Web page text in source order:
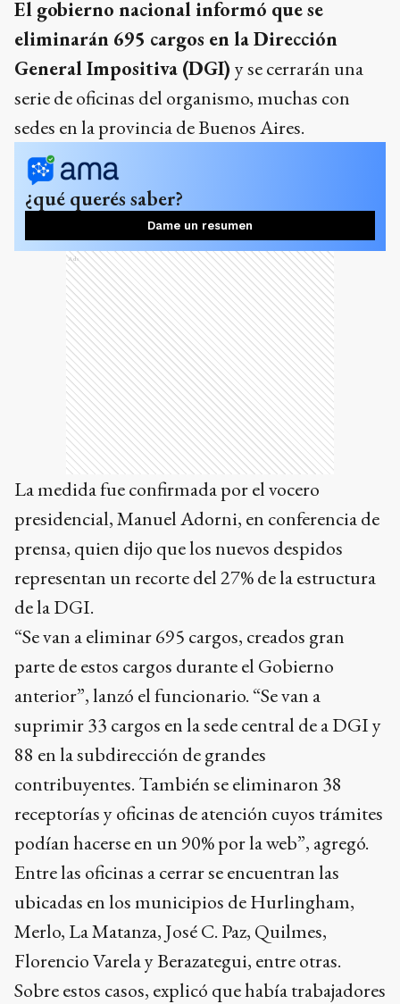
El gobierno nacional informó que se
eliminarán 695 cargos en la Dirección
General Impositiva (DGI) y se cerrarán una
serie de oficinas del organismo, muchas con
sedes en la provincia de Buenos Aires.
¿qué querés saber?
Dame un resumen
Ads
La medida fue confirmada por el vocero
presidencial, Manuel Adorni, en conferencia de
prensa, quien dijo que los nuevos despidos
representan un recorte del 27% de la estructura
de la DGI.
“Se van a eliminar 695 cargos, creados gran
parte de estos cargos durante el Gobierno
anterior”, lanzó el funcionario. “Se van a
suprimir 33 cargos en la sede central de a DGI y
88 en la subdirección de grandes
contribuyentes. También se eliminaron 38
receptorías y oficinas de atención cuyos trámites
podían hacerse en un 90% por la web”, agregó.
Entre las oficinas a cerrar se encuentran las
ubicadas en los municipios de Hurlingham,
Merlo, La Matanza, José C. Paz, Quilmes,
Florencio Varela y Berazategui, entre otras.
Sobre estos casos, explicó que había trabajadores